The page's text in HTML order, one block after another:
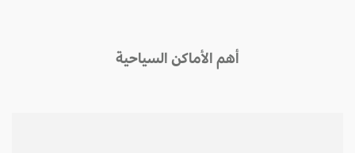
أهم الأماكن السياحية